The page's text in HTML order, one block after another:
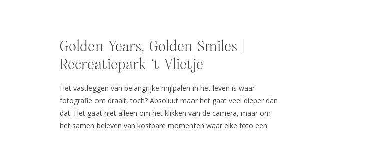
Golden Years, Golden Smiles |
Recreatiepark ‘t Vlietje
Het vastleggen van belangrijke mijlpalen in het leven is waar
fotografie om draait, toch? Absoluut maar het gaat veel dieper dan
dat. Het gaat niet alleen om het klikken van de camera, maar om
het samen beleven van kostbare momenten waar elke foto een